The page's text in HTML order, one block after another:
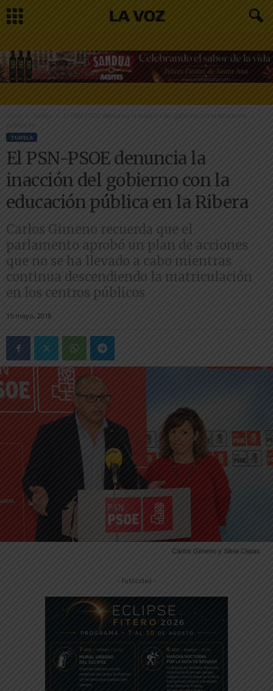
Inicio Tudela
El PSN-PSOE denuncia la inacción del gobierno con la educación
TUDELA
El PSN-PSOE denuncia la
inacción del gobierno con la
educación pública en la Ribera
Carlos Gimeno recuerda que el
parlamento aprobó un plan de acciones
que no se ha llevado a cabo mientras
continua descendiendo la matriculación
en los centros públicos
15 mayo, 2018
Carlos Gimeno y Silvia Cepas
-- Publicidad --